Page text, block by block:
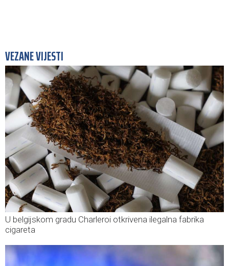
VEZANE VIJESTI
U belgijskom gradu Charleroi otkrivena ilegalna fabrika
cigareta